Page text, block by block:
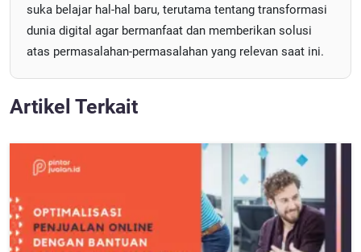
suka belajar hal-hal baru, terutama tentang transformasi
dunia digital agar bermanfaat dan memberikan solusi
atas permasalahan-permasalahan yang relevan saat ini.
Artikel Terkait